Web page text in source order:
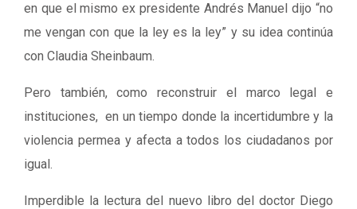
en que el mismo ex presidente Andrés Manuel dijo “no
me vengan con que la ley es la ley” y su idea continúa
con Claudia Sheinbaum.
Pero también, como reconstruir el marco legal e
instituciones, en un tiempo donde la incertidumbre y la
violencia permea y afecta a todos los ciudadanos por
igual.
Imperdible la lectura del nuevo libro del doctor Diego